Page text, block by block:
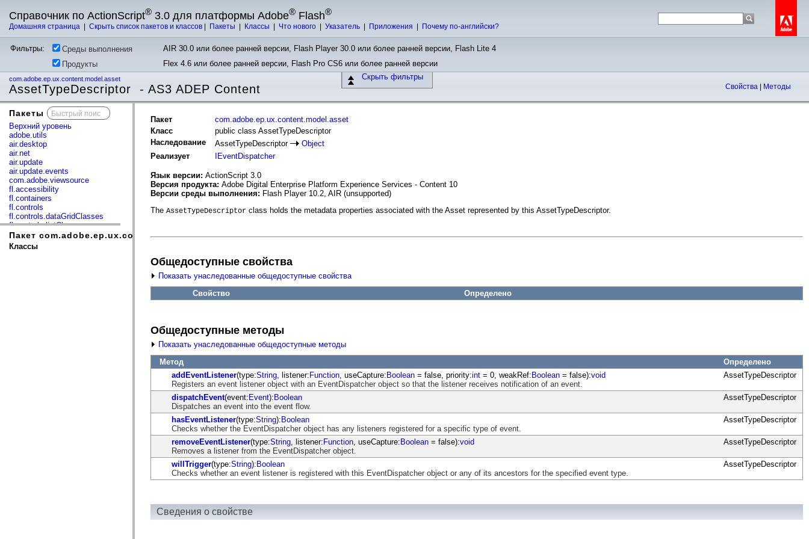
Справочник по ActionScript® 3.0 для платформы Adobe® Flash®
Домашняя страница Скрыть список пакетов и классов Пакеты Классы Что нового Указатель Приложения Почему по-английски?
Фильтры: Среды выполнения
AIR 30.0 или более ранней версии, Flash Player 30.0 или более ранней версии, Flash Lite 4
Продукты
Flex 4.6 или более ранней версии, Flash Pro CS6 или более ранней версии
Скрыть фильтры
com.adobe.ep.ux.content.model.asset
AssetTypeDescriptor - AS3 ADEP Content Свойства Методы
Пакеты
Верхний уровень
adobe.utils
air.desktop
air.net
air.update
air.update.events
com.adobe.viewsource
fl.accessibility
fl.containers
fl.controls
fl.controls.dataGridClasses
fl.controls.listClasses
fl.controls.progressBarClasses
fl.core
Пакет com.adobe.ep.ux.content.model.asset
Классы
Пакет
com.adobe.ep.ux.content.model.asset
Класс
public class AssetTypeDescriptor
Наследование
AssetTypeDescriptor
Object
Реализует
IEventDispatcher
Язык версии: ActionScript 3.0
Версия продукта: Adobe Digital Enterprise Platform Experience Services - Content 10
Версии среды выполнения: Flash Player 10.2, AIR (unsupported)
The AssetTypeDescriptor class holds the metadata properties associated with the Asset represented by this AssetTypeDescriptor.
Общедоступные свойства
Показать унаследованные общедоступные свойства
Свойство
Определено
Общедоступные методы
Показать унаследованные общедоступные методы
Метод
Определено
addEventListener(type:String , listener:Function , useCapture:Boolean = false, priority:int = 0, weakRef:Boolean = false):void
Registers an event listener object with an EventDispatcher object so that the listener receives notification of an event.
AssetTypeDescriptor
dispatchEvent(event:Event):Boolean
Dispatches an event into the event flow.
AssetTypeDescriptor
hasEventListener(type:String):Boolean
Checks whether the EventDispatcher object has any listeners registered for a specific type of event.
AssetTypeDescriptor
removeEventListener(type:String , listener:Function , useCapture:Boolean = false):void
Removes a listener from the EventDispatcher object.
AssetTypeDescriptor
willTrigger(type:String):Boolean
Checks whether an event listener is registered with this EventDispatcher object or any of its ancestors for the specified event type.
AssetTypeDescriptor
Сведения о свойстве